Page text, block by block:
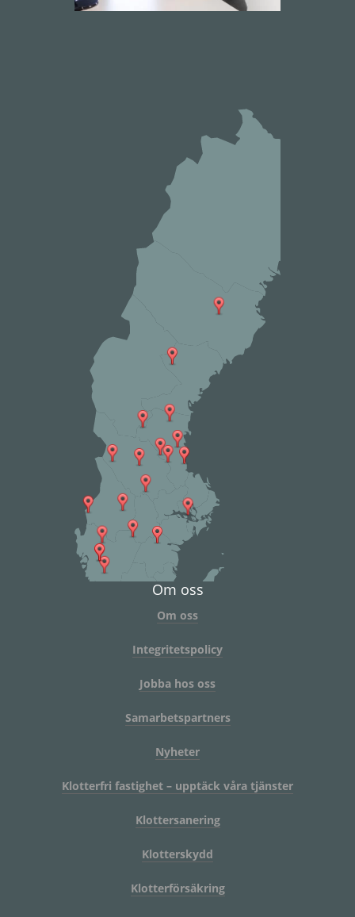
Om oss
Om oss
Integritetspolicy
Jobba hos oss
Samarbetspartners
Nyheter
Klotterfri fastighet – upptäck våra tjänster
Klottersanering
Klotterskydd
Klotterförsäkring